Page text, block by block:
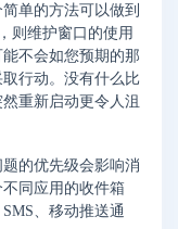
单的方法可以做到
则维护窗口的使用
不会如您预期的那
行动。没有什么比
重新启动更令人沮
的优先级会影响消
同应用的收件箱
、移动推送通